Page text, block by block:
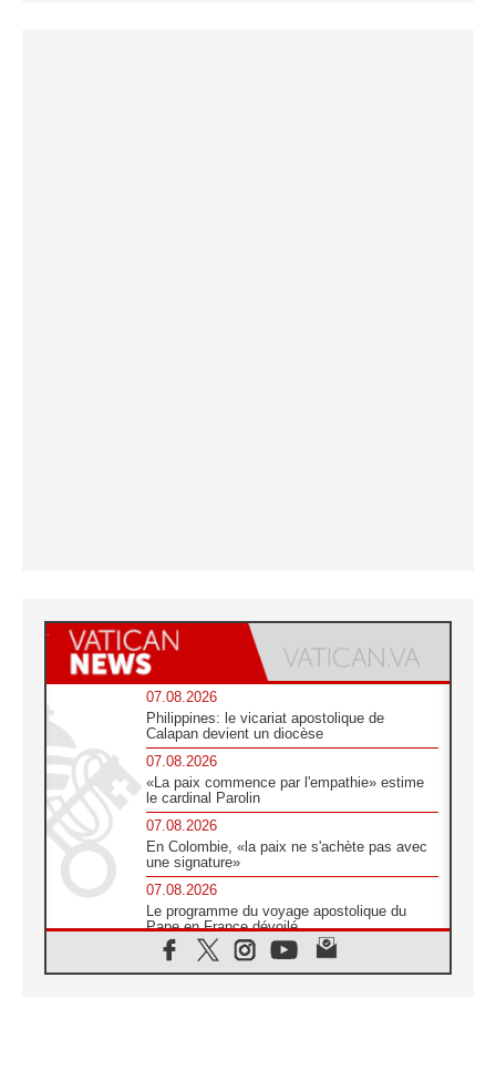
07.08.2026
Philippines: le vicariat apostolique de
Calapan devient un diocèse
07.08.2026
«La paix commence par l'empathie» estime
le cardinal Parolin
07.08.2026
En Colombie, «la paix ne s'achète pas avec
une signature»
07.08.2026
Le programme du voyage apostolique du
Pape en France dévoilé
07.08.2026
1ère Conférence continentale sur l'éducation